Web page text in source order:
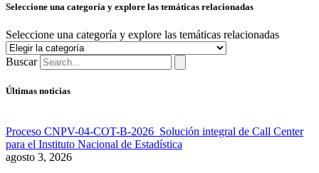
Seleccione una categoría y explore las temáticas relacionadas
Seleccione una categoría y explore las temáticas relacionadas
Buscar
Últimas noticias
Proceso CNPV-04-COT-B-2026 Solución integral de Call Center
para el Instituto Nacional de Estadística
agosto 3, 2026